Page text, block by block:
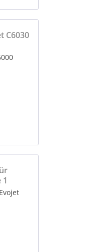
C6030